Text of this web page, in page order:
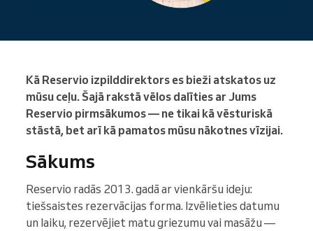
Kā Reservio izpilddirektors es bieži atskatos uz
mūsu ceļu. Šajā rakstā vēlos dalīties ar Jums
Reservio pirmsākumos — ne tikai kā vēsturiskā
stāstā, bet arī kā pamatos mūsu nākotnes vīzijai.
Sākums
Reservio radās 2013. gadā ar vienkāršu ideju:
tiešsaistes rezervācijas forma. Izvēlieties datumu
un laiku, rezervējiet matu griezumu vai masāžu —